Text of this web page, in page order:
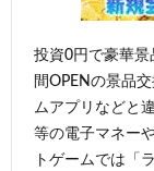
投資0円で豪華景
間OPENの景品
ムアプリなどと
等の電子マネー
トゲームでは「